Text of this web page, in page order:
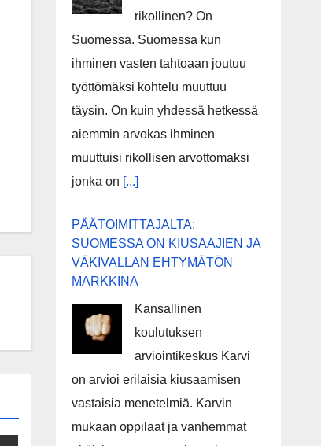
rikollinen? On
Suomessa. Suomessa kun
ihminen vasten tahtoaan joutuu
työttömäksi kohtelu muuttuu
täysin. On kuin yhdessä hetkessä
aiemmin arvokas ihminen
muuttuisi rikollisen arvottomaksi
jonka on [...]
PÄÄTOIMITTAJALTA:
SUOMESSA ON KIUSAAJIEN JA
VÄKIVALLAN EHTYMÄTÖN
MARKKINA
Kansallinen
koulutuksen
arviointikeskus Karvi
on arvioi erilaisia kiusaamisen
vastaisia menetelmiä. Karvin
mukaan oppilaat ja vanhemmat